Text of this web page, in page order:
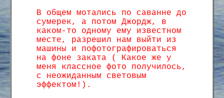
В общем мотались по саванне до
сумерек, а потом Джордж, в
каком-то одному ему известном
месте, разрешил нам выйти из
машины и пофотографироваться
на фоне заката ( Какое же у
меня классное фото получилось,
с неожиданным световым
эффектом!).